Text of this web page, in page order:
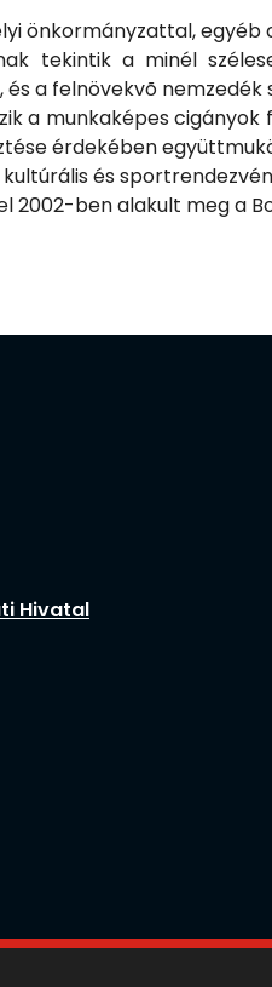
önkormányzattal, egyéb
tekintik a minél
a felnövekvõ
a munkaképes
érdekében
és
2002-ben alakult meg a
Hivatal